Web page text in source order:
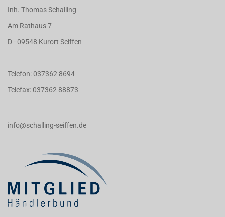
Inh. Thomas Schalling
Am Rathaus 7
D - 09548 Kurort Seiffen
Telefon: 037362 8694
Telefax: 037362 88873
info@schalling-seiffen.de